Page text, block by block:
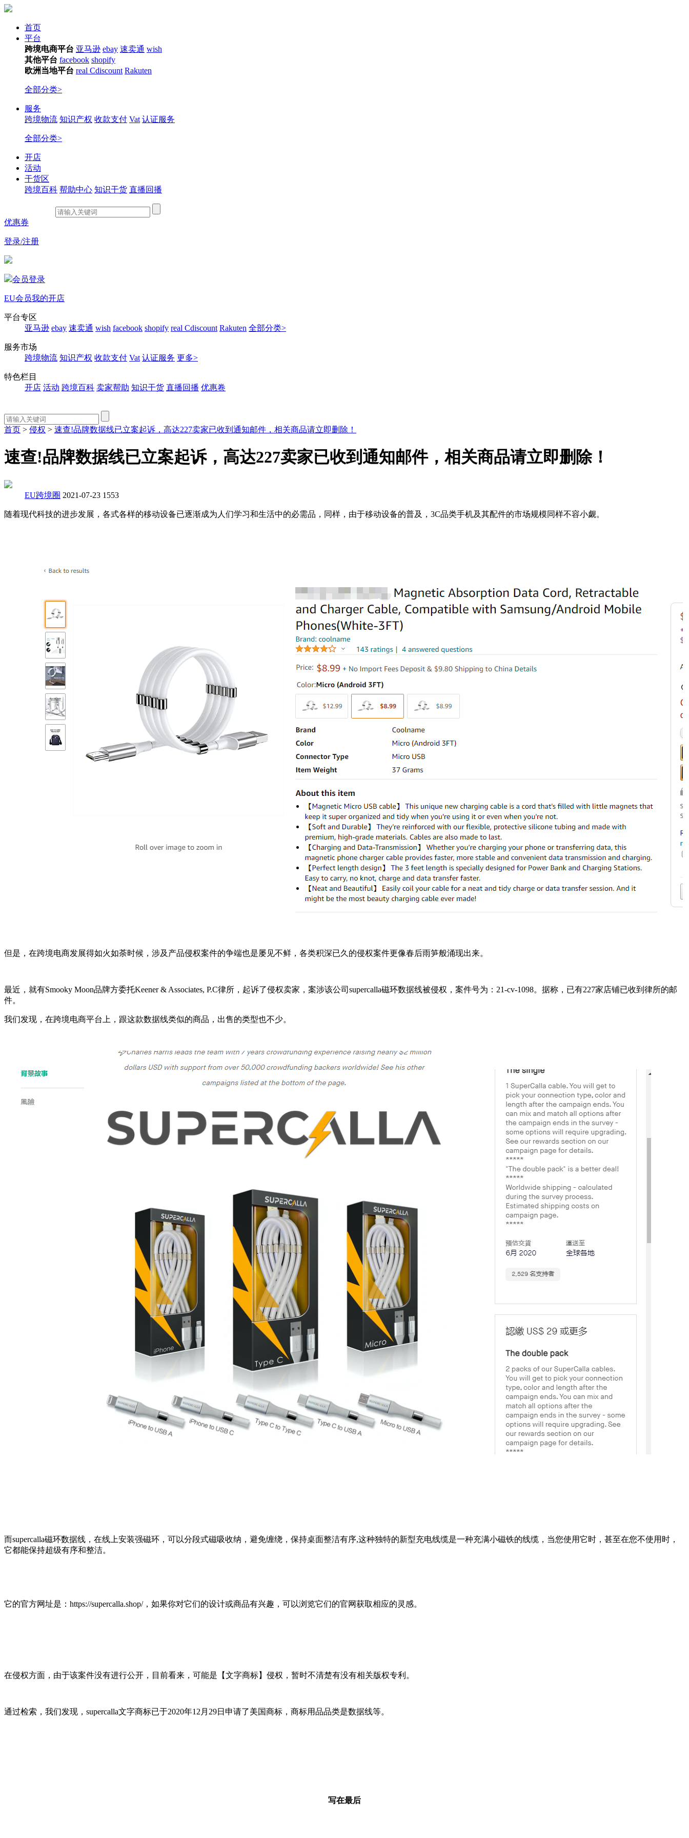
首页
平台
跨境电商平台 亚马逊 ebay 速卖通 wish
其他平台 facebook shopify
欧洲当地平台 real Cdiscount Rakuten
全部分类>
服务
跨境物流 知识产权 收款支付 Vat 认证服务
全部分类>
开店
活动
干货区
跨境百科 帮助中心 知识干货 直播回播
优惠券
登录/注册
会员登录
EU会员我的开店
平台专区
亚马逊 ebay 速卖通 wish facebook shopify real Cdiscount Rakuten 全部分类>
服务市场
跨境物流 知识产权 收款支付 Vat 认证服务 更多>
特色栏目
开店 活动 跨境百科 卖家帮助 知识干货 直播回播 优惠卷
首页 > 侵权 > 速查!品牌数据线已立案起诉，高达227卖家已收到通知邮件，相关商品请立即删除！
速查!品牌数据线已立案起诉，高达227卖家已收到通知邮件，相关商品请立即删除！
EU跨境圈 2021-07-23 1553
随着现代科技的进步发展，各式各样的移动设备已逐渐成为人们学习和生活中的必需品，同样，由于移动设备的普及，3C品类手机及其配件的市场规模同样不容小觑。
但是，在跨境电商发展得如火如荼时候，涉及产品侵权案件的争端也是屡见不鲜，各类积深已久的侵权案件更像春后雨笋般涌现出来。
最近，就有Smooky Moon品牌方委托Keener & Associates, P.C律所，起诉了侵权卖家，案涉该公司supercalla磁环数据线被侵权，案件号为：21-cv-1098。据称，已有227家店铺已收到律所的邮
件。
我们发现，在跨境电商平台上，跟这款数据线类似的商品，出售的类型也不少。
而supercalla磁环数据线，在线上安装强磁环，可以分段式磁吸收纳，避免缠绕，保持桌面整洁有序,这种独特的新型充电线缆是一种充满小磁铁的线缆，当您使用它时，甚至在您不使用时，
它都能保持超级有序和整洁。
它的官方网址是：https://supercalla.shop/，如果你对它们的设计或商品有兴趣，可以浏览它们的官网获取相应的灵感。
在侵权方面，由于该案件没有进行公开，目前看来，可能是【文字商标】侵权，暂时不清楚有没有相关版权专利。
通过检索，我们发现，supercalla文字商标已于2020年12月29日申请了美国商标，商标用品品类是数据线等。
写在最后